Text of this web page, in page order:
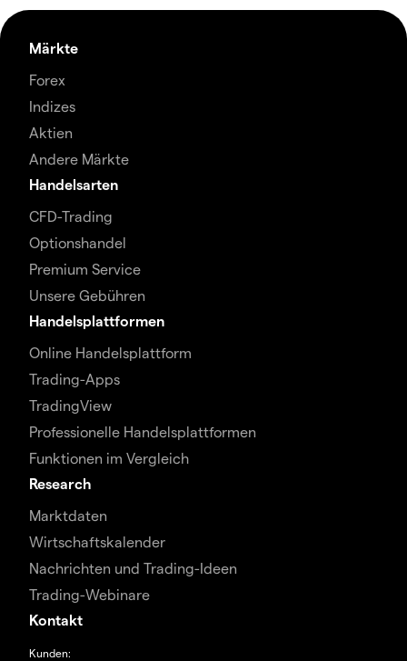
Märkte
Forex
Indizes
Aktien
Andere Märkte
Handelsarten
CFD-Trading
Optionshandel
Premium Service
Unsere Gebühren
Handelsplattformen
Online Handelsplattform
Trading-Apps
TradingView
Professionelle Handelsplattformen
Funktionen im Vergleich
Research
Marktdaten
Wirtschaftskalender
Nachrichten und Trading-Ideen
Trading-Webinare
Kontakt
Kunden: